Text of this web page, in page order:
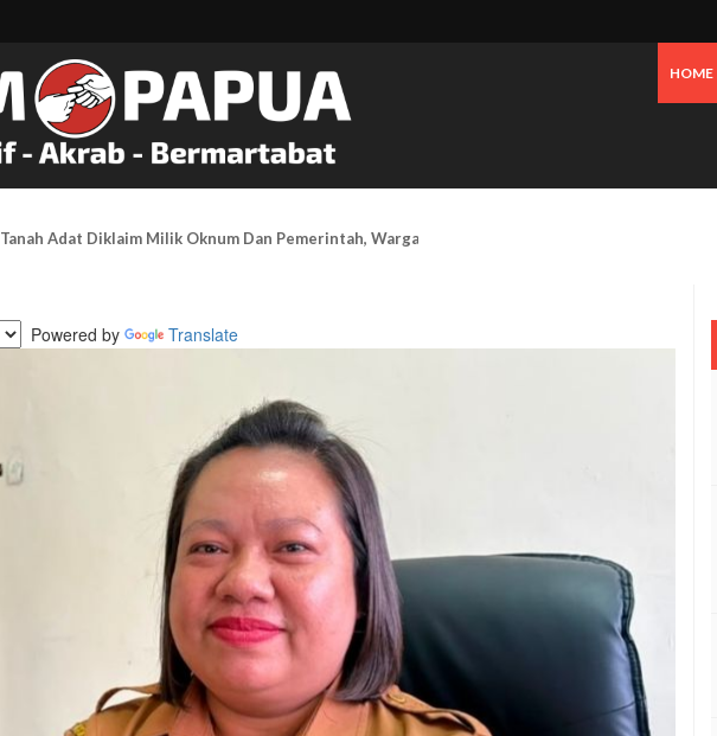
HOME
Tanah Adat Diklaim Milik Oknum Dan Pemerintah, Warga OAP Blokade Jalan Cenderawasih Timika
Powered by Translate